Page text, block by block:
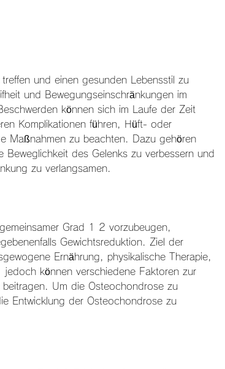
und Bewegungseinschränkungen im
können sich im Laufe der Zeit
Komplikationen führen, Hüft- oder
Maßnahmen zu beachten. Dazu gehören
Beweglichkeit des Gelenks zu verbessern und
zu verlangsamen.
Grad 1 2 vorzubeugen,
Gewichtsreduktion. Ziel der
Ernährung, physikalische Therapie,
jedoch können verschiedene Faktoren zur
beitragen. Um die Osteochondrose zu
Entwicklung der Osteochondrose zu